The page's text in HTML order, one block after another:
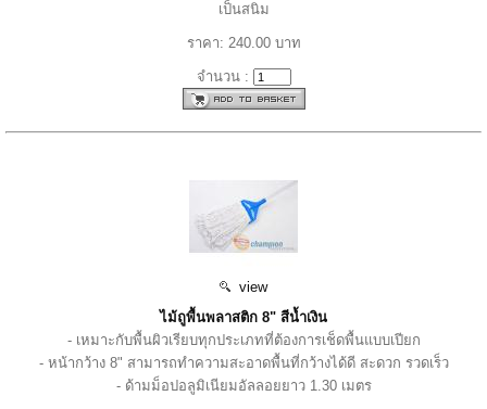
เป็นสนิม
ราคา: 240.00 บาท
จำนวน :
view
ไม้ถูพื้นพลาสติก 8" สีน้ำเงิน
- เหมาะกับพื้นผิวเรียบทุกประเภทที่ต้องการเช็ดพื้นแบบเปียก
- หน้ากว้าง 8" สามารถทำความสะอาดพื้นที่กว้างได้ดี สะดวก รวดเร็ว
- ด้ามม็อปอลูมิเนียมอัลลอยยาว 1.30 เมตร